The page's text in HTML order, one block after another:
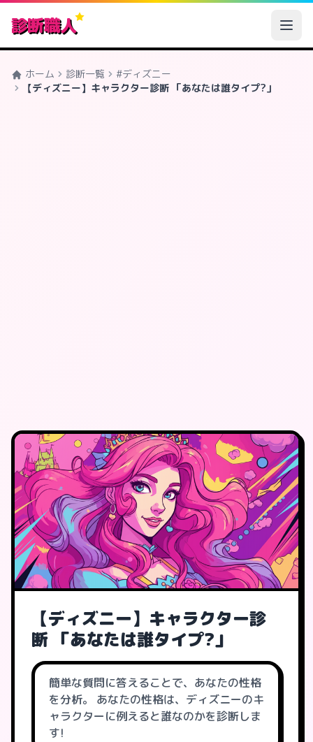
診断職人
ホーム 診断一覧
#ディズニー
【ディズニー】キャラクター診断 「あなたは誰タイプ?」
【ディズニー】キャラクター診
断 「あなたは誰タイプ?」
簡単な質問に答えることで、あなたの性格
を分析。 あなたの性格は、ディズニーのキ
ャラクターに例えると誰なのかを診断しま
す!